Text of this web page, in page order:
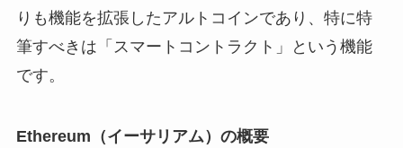
りも機能を拡張したアルトコインであり、特に特
筆すべきは「スマートコントラクト」という機能
です。
Ethereum（イーサリアム）の概要